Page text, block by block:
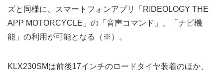
ズと同様に、スマートフォンアプリ「RIDEOLOGY THE
APP MOTORCYCLE」の「音声コマンド」、「ナビ機
能」の利用が可能となる（※）。
KLX230SMは前後17インチのロードタイヤ装着のほか、